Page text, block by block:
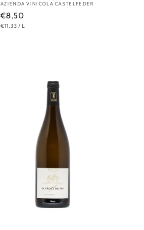
Anbieter:
AZIENDA VINICOLA CASTELFEDER
Normaler
Preis
€8,50
GRUNDPREIS
€11,33 / PRO
L